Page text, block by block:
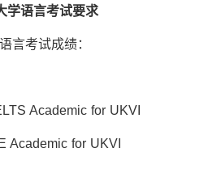
学语言考试要求
言考试成绩：
Academic for UKVI
Academic for UKVI